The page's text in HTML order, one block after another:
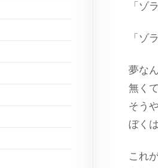
「ゾ
「ゾ
夢な
無く
そう
ぼく
これ